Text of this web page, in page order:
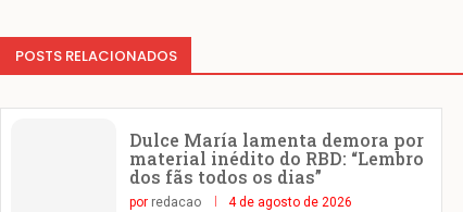
POSTS RELACIONADOS
Dulce María lamenta demora por
material inédito do RBD: “Lembro
dos fãs todos os dias”
por redacao 4 de agosto de 2026